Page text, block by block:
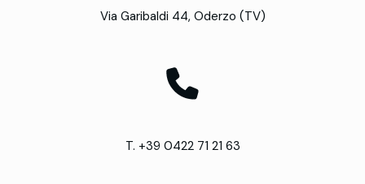
Via Garibaldi 44, Oderzo (TV)
T. +39 0422 71 21 63